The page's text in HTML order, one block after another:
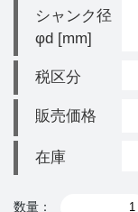
シャンク径
φd [mm]
税区分
販売価格
在庫
数量：